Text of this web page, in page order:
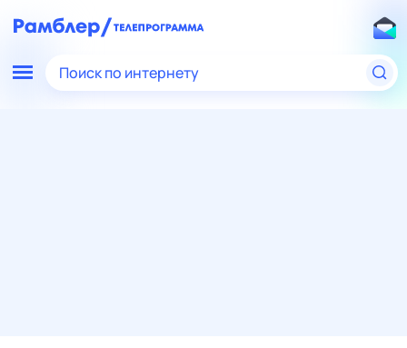
Поиск по интернету